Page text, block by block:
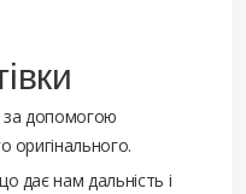
допомогою
оригінального.
дає нам дальність і